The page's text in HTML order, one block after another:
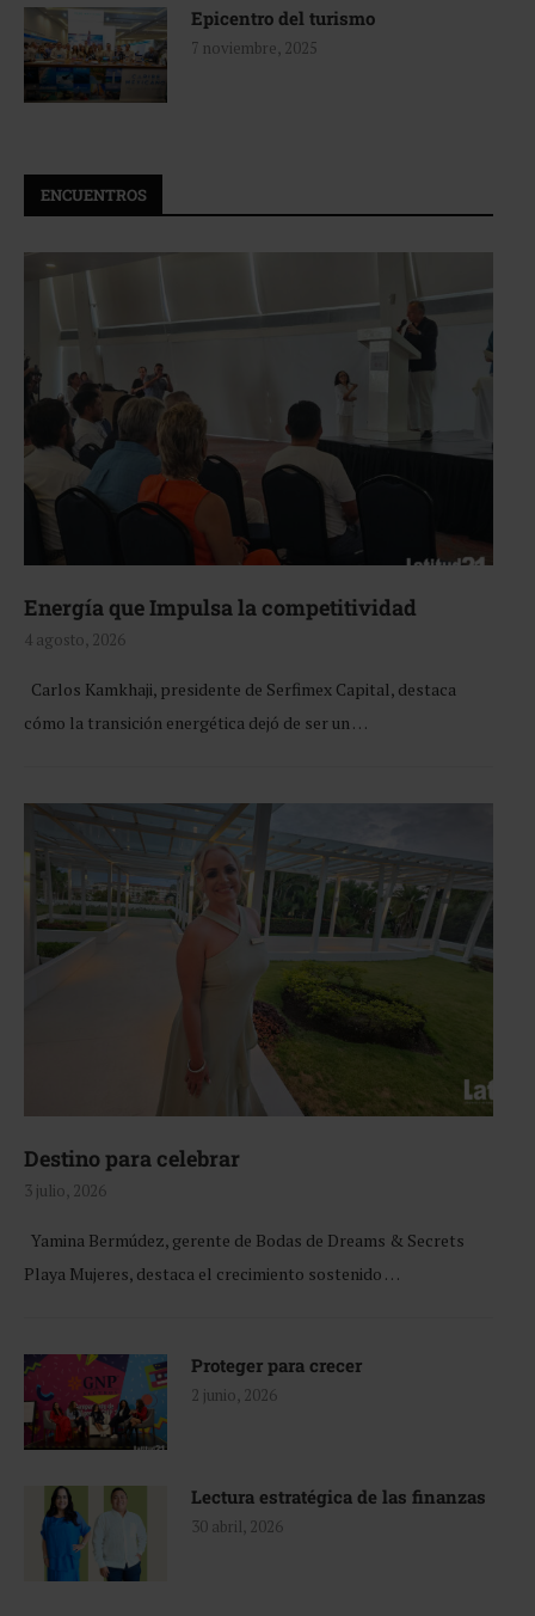
Epicentro del turismo
7 noviembre, 2025
ENCUENTROS
Energía que Impulsa la competitividad
4 agosto, 2026
Carlos Kamkhaji, presidente de Serfimex Capital, destaca
cómo la transición energética dejó de ser un …
Destino para celebrar
3 julio, 2026
Yamina Bermúdez, gerente de Bodas de Dreams & Secrets
Playa Mujeres, destaca el crecimiento sostenido …
Proteger para crecer
2 junio, 2026
Lectura estratégica de las finanzas
30 abril, 2026